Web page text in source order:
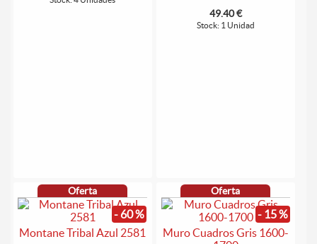
49.40 €
Stock: 1 Unidad
Oferta
- 60 %
Montane Tribal Azul 2581
Oferta
- 15 %
Muro Cuadros Gris 1600-